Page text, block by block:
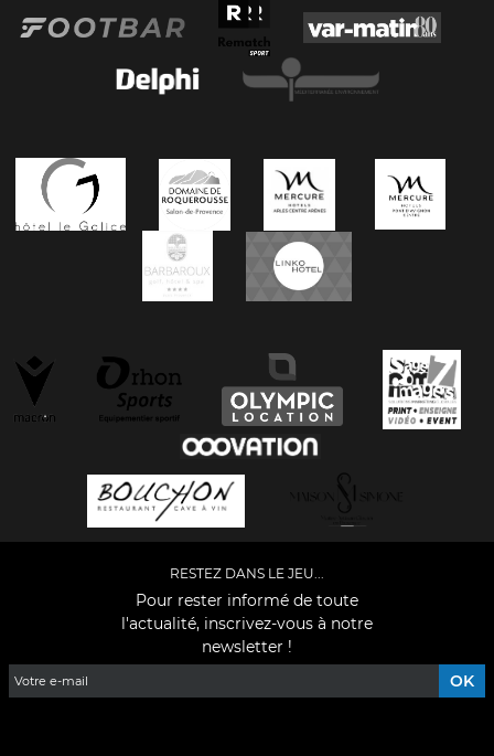
RESTEZ DANS LE JEU...
Pour rester informé de toute
l'actualité, inscrivez-vous à notre
newsletter !